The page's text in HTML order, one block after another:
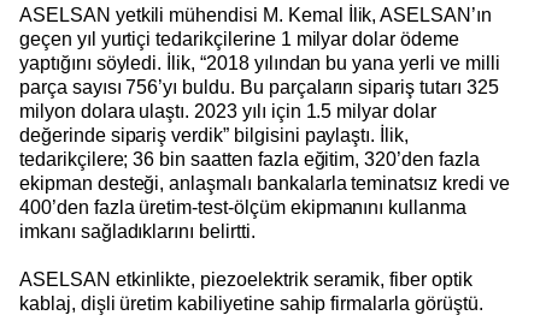
ASELSAN yetkili mühendisi M. Kemal İlik, ASELSAN’ın
geçen yıl yurtiçi tedarikçilerine 1 milyar dolar ödeme
yaptığını söyledi. İlik, “2018 yılından bu yana yerli ve milli
parça sayısı 756’yı buldu. Bu parçaların sipariş tutarı 325
milyon dolara ulaştı. 2023 yılı için 1.5 milyar dolar
değerinde sipariş verdik” bilgisini paylaştı. İlik,
tedarikçilere; 36 bin saatten fazla eğitim, 320’den fazla
ekipman desteği, anlaşmalı bankalarla teminatsız kredi ve
400’den fazla üretim-test-ölçüm ekipmanını kullanma
imkanı sağladıklarını belirtti.
ASELSAN etkinlikte, piezoelektrik seramik, fiber optik
kablaj, dişli üretim kabiliyetine sahip firmalarla görüştü.